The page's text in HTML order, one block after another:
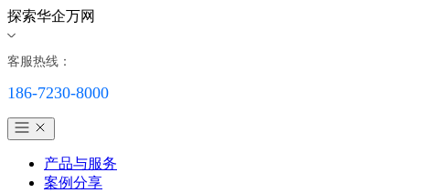
探索华企万网
客服热线：
186-7230-8000
产品与服务
案例分享